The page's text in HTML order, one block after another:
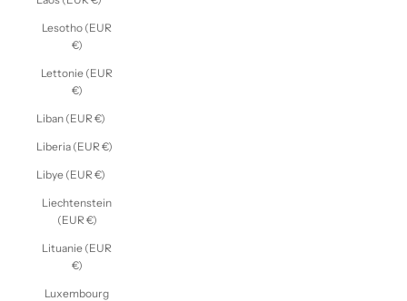
Lesotho (EUR
€)
Lettonie (EUR
€)
Liban (EUR €)
Liberia (EUR €)
Libye (EUR €)
Liechtenstein
(EUR €)
Lituanie (EUR
€)
Luxembourg